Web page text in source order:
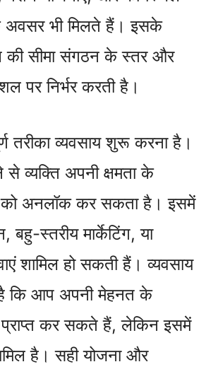
अवसर भी मिलते हैं। इसके
की सीमा संगठन के स्तर और
पर निर्भर करती है।
तरीका व्यवसाय शुरू करना है।
से व्यक्ति अपनी क्षमता के
अनलॉक कर सकता है। इसमें
स्तरीय मार्केटिंग, या
शामिल हो सकती हैं। व्यवसाय
कि आप अपनी मेहनत के
कर सकते हैं, लेकिन इसमें
है। सही योजना और